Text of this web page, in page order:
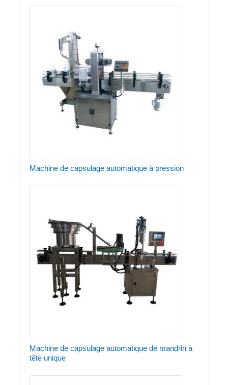
Machine de capsulage automatique à pression
Machine de capsulage automatique de mandrin à
tête unique